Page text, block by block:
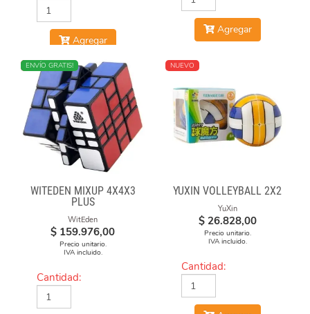
Agregar
Agregar
NUEVO
ENVÍO GRATIS!
WITEDEN MIXUP 4X4X3
PLUS
WitEden
$ 159.976,00
Precio unitario.
IVA incluido.
Cantidad:
NUEVO
YUXIN VOLLEYBALL 2X2
YuXin
$ 26.828,00
Precio unitario.
IVA incluido.
Cantidad: